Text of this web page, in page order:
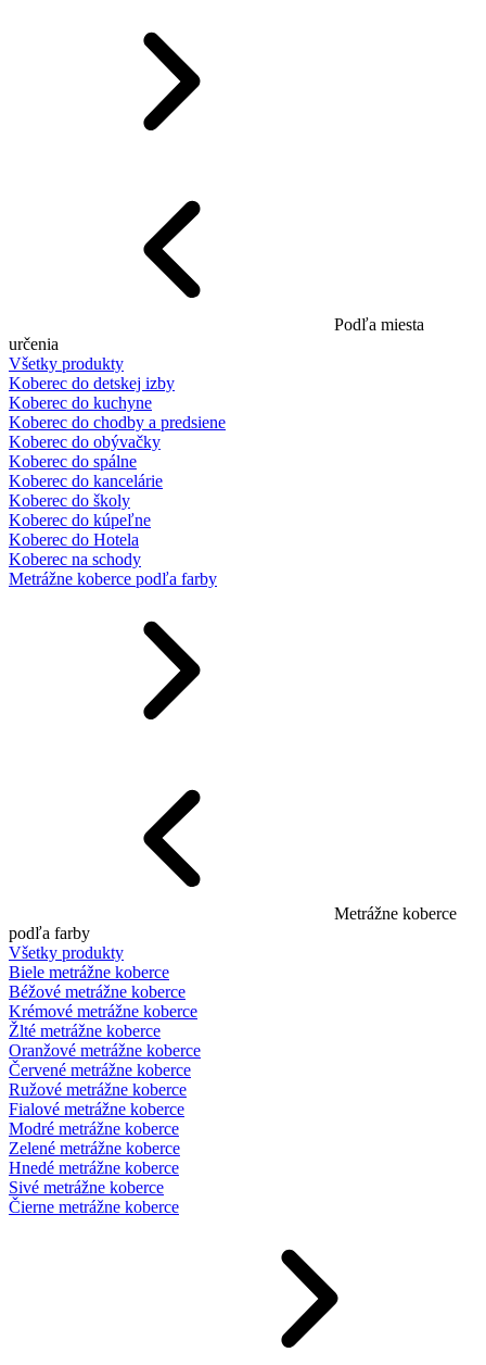
Podľa miesta
určenia
Všetky produkty
Koberec do detskej izby
Koberec do kuchyne
Koberec do chodby a predsiene
Koberec do obývačky
Koberec do spálne
Koberec do kancelárie
Koberec do školy
Koberec do kúpeľne
Koberec do Hotela
Koberec na schody
Metrážne koberce podľa farby
Metrážne koberce
podľa farby
Všetky produkty
Biele metrážne koberce
Béžové metrážne koberce
Krémové metrážne koberce
Žlté metrážne koberce
Oranžové metrážne koberce
Červené metrážne koberce
Ružové metrážne koberce
Fialové metrážne koberce
Modré metrážne koberce
Zelené metrážne koberce
Hnedé metrážne koberce
Sivé metrážne koberce
Čierne metrážne koberce